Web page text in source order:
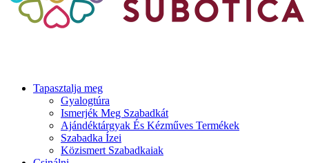
Tapasztalja meg
Gyalogtúra
Ismerjék Meg Szabadkát
Ajándéktárgyak És Kézműves Termékek
Szabadka Ízei
Közismert Szabadkaiak